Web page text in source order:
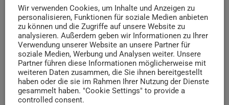
Die Stadt Trier und der Tierschutzverein Trier haben eine
neue Vereinbarung zur Unterbringung von Fundtieren
geschlossen. Laut Pressemitteilung bleibt damit die
Versorgung von entlaufenen, verletzten oder herrenlosen
Tieren weiter gesichert. Das Tierheim kümmert sich um
Pflege, Rückgabe oder Vermittlung in ein neues Zuhause.
Die Stadt will damit den Tierschutz in Trier nachhaltig
stärken.
Wir verwenden Cookies, um Inhalte und Anzeigen zu
personalisieren, Funktionen für soziale Medien anbieten
zu können und die Zugriffe auf unsere Website zu
analysieren. Außerdem geben wir Informationen zu Ihrer
Verwendung unserer Website an unsere Partner für
soziale Medien, Werbung und Analysen weiter. Unsere
Partner führen diese Informationen möglicherweise mit
weiteren Daten zusammen, die Sie ihnen bereitgestellt
haben oder die sie im Rahmen Ihrer Nutzung der Dienste
gesammelt haben. "Cookie Settings" to provide a
controlled consent.